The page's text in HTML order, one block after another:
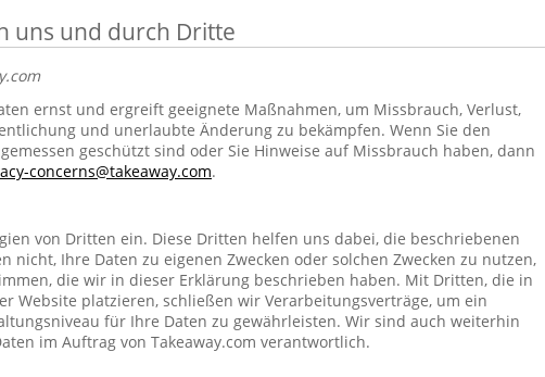
uns und durch Dritte
ernst und ergreift geeignete Maßnahmen, um Missbrauch, Verlust,
und unerlaubte Änderung zu bekämpfen. Wenn Sie den
geschützt sind oder Sie Hinweise auf Missbrauch haben, dann
concerns@takeaway.com.
von Dritten ein. Diese Dritten helfen uns dabei, die beschriebenen
nicht, Ihre Daten zu eigenen Zwecken oder solchen Zwecken zu nutzen,
die wir in dieser Erklärung beschrieben haben. Mit Dritten, die in
Website platzieren, schließen wir Verarbeitungsverträge, um ein
für Ihre Daten zu gewährleisten. Wir sind auch weiterhin
im Auftrag von Takeaway.com verantwortlich.